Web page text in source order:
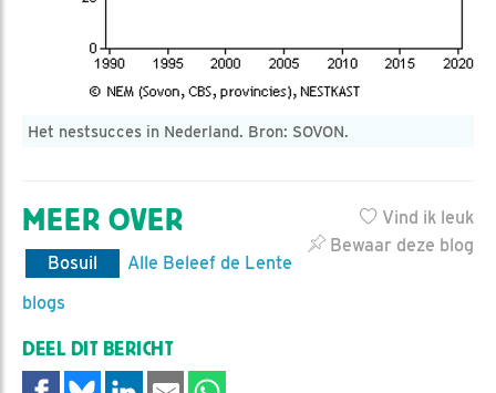
Het nestsucces in Nederland. Bron: SOVON.
Vind ik leuk
Bewaar deze blog
MEER OVER
Bosuil
Alle Beleef de Lente
blogs
DEEL DIT BERICHT